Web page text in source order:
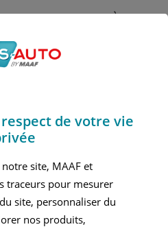
Rechercher À propos
d'assurance auto MAAF
de votre vie
site, MAAF et
traceurs pour mesurer
site, personnaliser du
nos produits,